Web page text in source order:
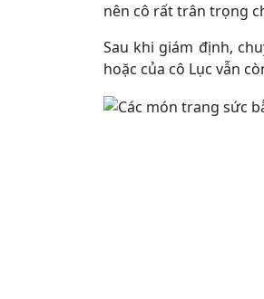
nên cô rất trân trọng
Sau khi giám định,
hoặc của cô Lục vẫn